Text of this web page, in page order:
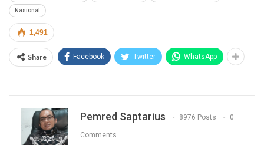
Nasional
1,491
Share Facebook Twitter WhatsApp
Pemred Saptarius 8976 Posts 0
Comments